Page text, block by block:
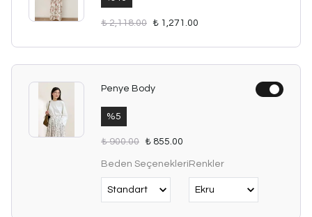
₺ 2,118.00 ₺ 1,271.00
Penye Body
%5
₺ 900.00 ₺ 855.00
Beden Seçenekleri Renkler